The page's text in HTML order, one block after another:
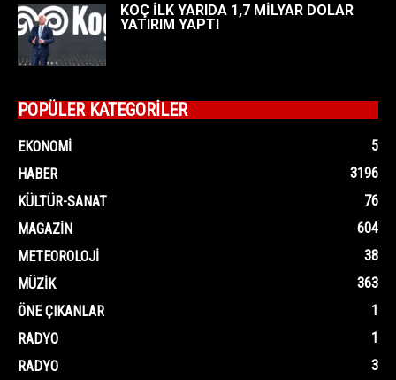
KOÇ İLK YARIDA 1,7 MİLYAR DOLAR
YATIRIM YAPTI
POPÜLER KATEGORİLER
EKONOMI
5
HABER
3196
KÜLTÜR-SANAT
76
MAGAZIN
604
METEOROLOJI
38
MÜZIK
363
ÖNE ÇIKANLAR
1
RADYO
1
RADYO
3